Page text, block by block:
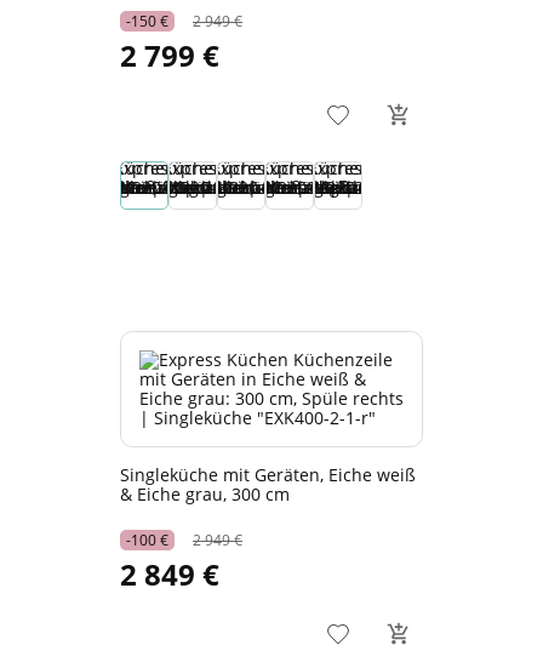
-150 € 2 949 €
2 799 €
Singleküche mit Geräten, Eiche weiß
& Eiche grau, 300 cm
-100 € 2 949 €
2 849 €